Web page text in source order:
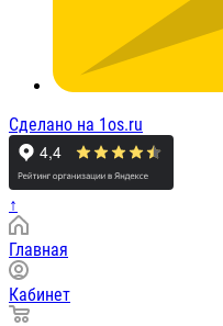
Сделано на 1os.ru
↑
Главная
Кабинет